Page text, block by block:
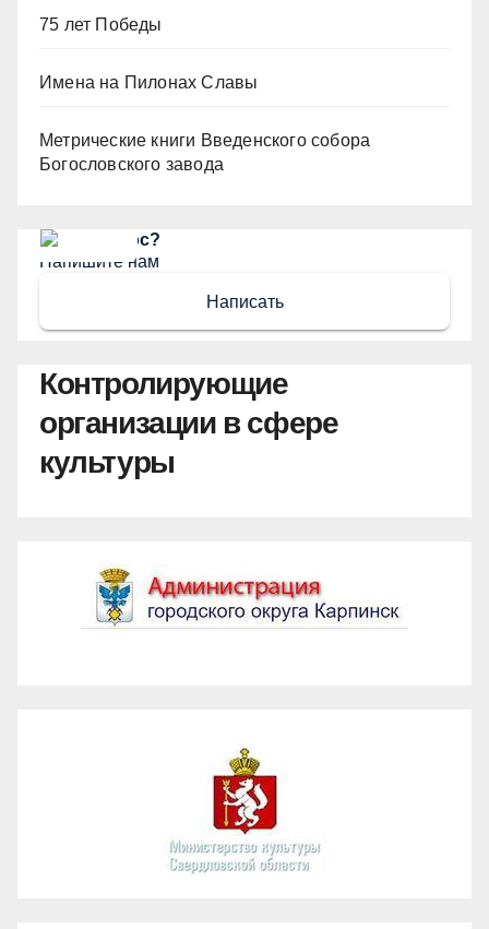
75 лет Победы
Имена на Пилонах Славы
Метрические книги Введенского собора
Богословского завода
Есть вопрос?
Напишите нам
Написать
Контролирующие
организации в сфере
культуры